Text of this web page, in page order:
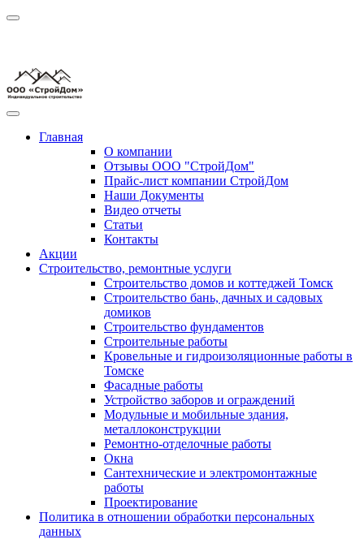
Главная
О компании
Отзывы ООО "СтройДом"
Прайс-лист компании СтройДом
Наши Документы
Видео отчеты
Статьи
Контакты
Акции
Строительство, ремонтные услуги
Строительство домов и коттеджей Томск
Строительство бань, дачных и садовых
домиков
Строительство фундаментов
Строительные работы
Кровельные и гидроизоляционные работы в
Томске
Фасадные работы
Устройство заборов и ограждений
Модульные и мобильные здания,
металлоконструкции
Ремонтно-отделочные работы
Окна
Сантехнические и электромонтажные
работы
Проектирование
Политика в отношении обработки персональных
данных